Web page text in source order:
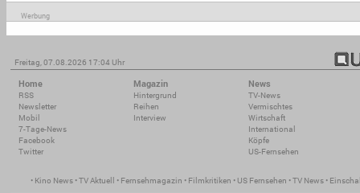
Werbung
Freitag, 07.08.2026 17:04 Uhr
Home
RSS
Newsletter
Mobil
7-Tage-News
Facebook
Twitter
Magazin
Hintergrund
Reihen
Interview
News
TV-News
Vermischtes
Wirtschaft
International
Köpfe
US-Fernsehen
• Kino News •TV Aktuell • Fernsehmagazin • Filmkritiken • US Fernsehen •TV News •